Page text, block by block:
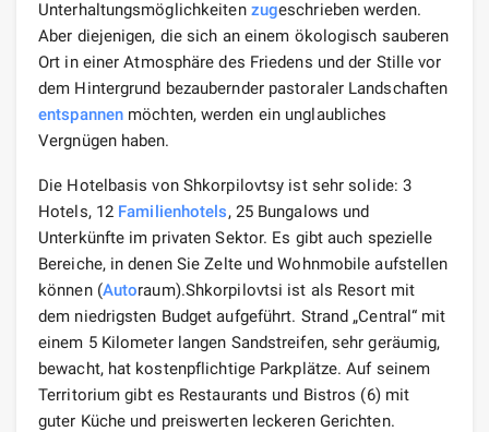
Unterhaltungsmöglichkeiten zugeschrieben werden.
Aber diejenigen, die sich an einem ökologisch sauberen
Ort in einer Atmosphäre des Friedens und der Stille vor
dem Hintergrund bezaubernder pastoraler Landschaften
entspannen möchten, werden ein unglaubliches
Vergnügen haben.
Die Hotelbasis von Shkorpilovtsy ist sehr solide: 3
Hotels, 12 Familienhotels, 25 Bungalows und
Unterkünfte im privaten Sektor. Es gibt auch spezielle
Bereiche, in denen Sie Zelte und Wohnmobile aufstellen
können (Autoraum).Shkorpilovtsi ist als Resort mit
dem niedrigsten Budget aufgeführt. Strand „Central“ mit
einem 5 Kilometer langen Sandstreifen, sehr geräumig,
bewacht, hat kostenpflichtige Parkplätze. Auf seinem
Territorium gibt es Restaurants und Bistros (6) mit
guter Küche und preiswerten leckeren Gerichten.